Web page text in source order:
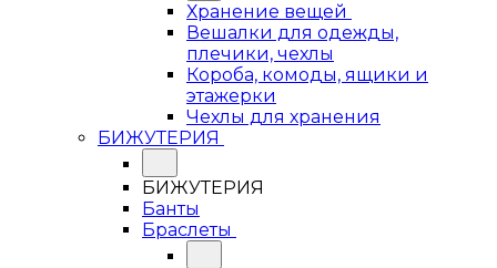
Хранение вещей
Вешалки для одежды,
плечики, чехлы
Короба, комоды, ящики и
этажерки
Чехлы для хранения
БИЖУТЕРИЯ
БИЖУТЕРИЯ
Банты
Браслеты